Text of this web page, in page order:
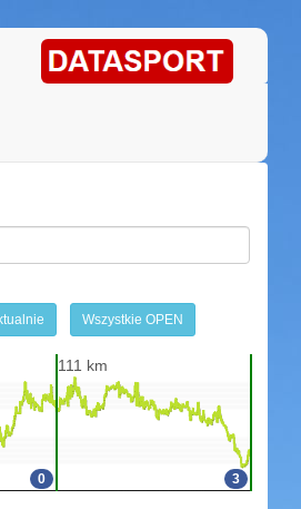
Wszystkie OPEN
0
111 km
3